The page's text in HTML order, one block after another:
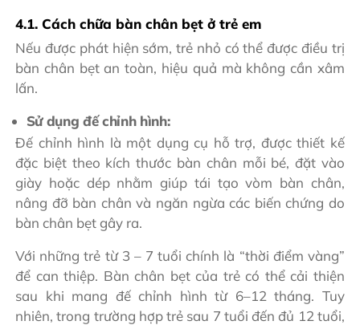
4.1. Cách chữa bàn chân bẹt ở trẻ em
Nếu được phát hiện sớm, trẻ nhỏ có thể được điều trị
bàn chân bẹt an toàn, hiệu quả mà không cần xâm
lấn.
Sử dụng đế chỉnh hình:
Đế chỉnh hình là một dụng cụ hỗ trợ, được thiết kế
đặc biệt theo kích thước bàn chân mỗi bé, đặt vào
giày hoặc dép nhằm giúp tái tạo vòm bàn chân,
nâng đỡ bàn chân và ngăn ngừa các biến chứng do
bàn chân bẹt gây ra.
Với những trẻ từ 3 – 7 tuổi chính là “thời điểm vàng”
để can thiệp. Bàn chân bẹt của trẻ có thể cải thiện
sau khi mang đế chỉnh hình từ 6–12 tháng. Tuy
nhiên, trong trường hợp trẻ sau 7 tuổi đến đủ 12 tuổi,